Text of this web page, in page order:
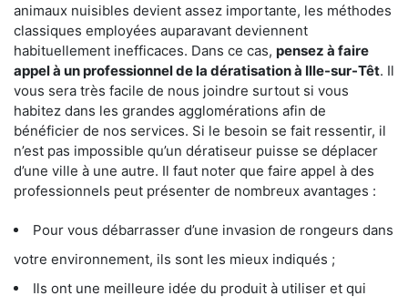
animaux nuisibles devient assez importante, les méthodes
classiques employées auparavant deviennent
habituellement inefficaces. Dans ce cas, pensez à faire
appel à un professionnel de la dératisation à Ille-sur-Têt. Il
vous sera très facile de nous joindre surtout si vous
habitez dans les grandes agglomérations afin de
bénéficier de nos services. Si le besoin se fait ressentir, il
n’est pas impossible qu’un dératiseur puisse se déplacer
d’une ville à une autre. Il faut noter que faire appel à des
professionnels peut présenter de nombreux avantages :
Pour vous débarrasser d’une invasion de rongeurs dans
votre environnement, ils sont les mieux indiqués ;
Ils ont une meilleure idée du produit à utiliser et qui